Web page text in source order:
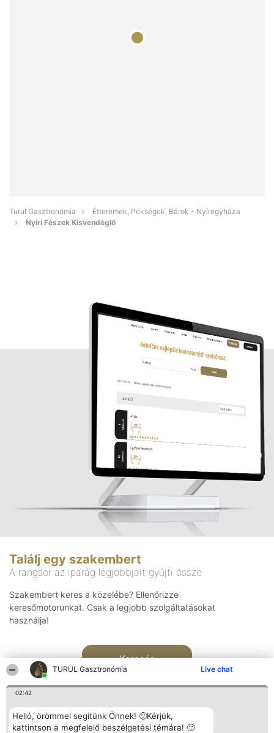
TURUL Gasztronómia Live chat
02:42
Helló, örömmel segítünk Önnek! 🙂Kérjük,
kattintson a megfelelő beszélgetési témára! 🙂
Turul Gasztronómia
Étteremek, Pékségek, Bárok - Nyíregyháza
Nyíri Fészek Kisvendéglő
Találj egy szakembert
A rangsor az iparág legjobbjait gyűjti össze
Szakembert keres a közelébe? Ellenőrizze
keresőmotorunkat. Csak a legjobb szolgáltatásokat
használja!
Keresés